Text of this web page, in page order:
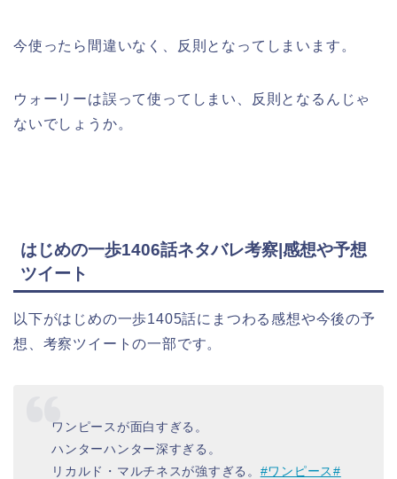
今使ったら間違いなく、反則となってしまいます。
ウォーリーは誤って使ってしまい、反則となるんじゃ
ないでしょうか。
はじめの一歩1406話ネタバレ考察|感想や予想
ツイート
以下がはじめの一歩1405話にまつわる感想や今後の予
想、考察ツイートの一部です。
ワンピースが面白すぎる。
ハンターハンター深すぎる。
リカルド・マルチネスが強すぎる。 #ワンピース#